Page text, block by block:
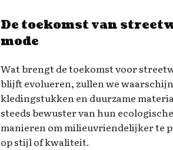
De toekomst van
mode
Wat brengt de toekomst voor
blijft evolueren, zullen we
kledingstukken en duurzame
steeds bewuster van hun
manieren om milieuvriendelijker te
op stijl of kwaliteit.